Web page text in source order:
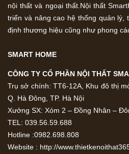
nội thất và ngoại thất.Nội thất
triển và nâng cao hệ thống quản lý,
định thương hiệu cũng như phong
SMART HOME
CÔNG TY CỔ PHẦN NỘI THẤT
Trụ sở chính: TT6-12A, Khu đô thị
Q. Hà Đông, TP. Hà Nội
Xưởng SX: Xóm 2 – Đồng Nhân –
TEL: 039.56.59.688
Hotline :0982.698.808
Website : http://